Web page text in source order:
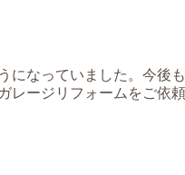
になっていました。今後も
レージリフォームをご依頼